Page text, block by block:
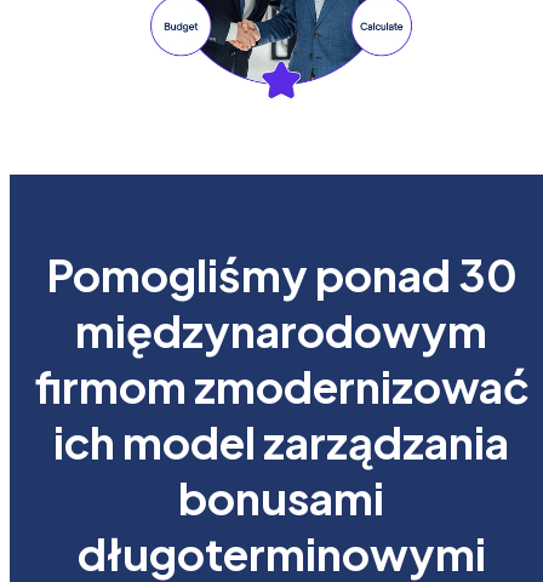
Pomogliśmy ponad 30
międzynarodowym
firmom zmodernizować
ich model zarządzania
bonusami
długoterminowymi